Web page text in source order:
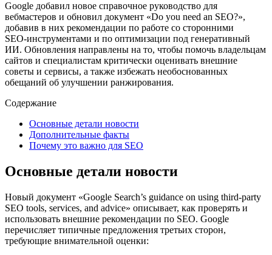
Google добавил новое справочное руководство для
вебмастеров и обновил документ «Do you need an SEO?»,
добавив в них рекомендации по работе со сторонними
SEO‑инструментами и по оптимизации под генеративный
ИИ. Обновления направлены на то, чтобы помочь владельцам
сайтов и специалистам критически оценивать внешние
советы и сервисы, а также избежать необоснованных
обещаний об улучшении ранжирования.
Содержание
Основные детали новости
Дополнительные факты
Почему это важно для SEO
Основные детали новости
Новый документ «Google Search’s guidance on using third‑party
SEO tools, services, and advice» описывает, как проверять и
использовать внешние рекомендации по SEO. Google
перечисляет типичные предложения третьих сторон,
требующие внимательной оценки: